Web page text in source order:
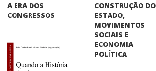
A ERA DOS
CONGRESSOS
CONSTRUÇÃO DO
ESTADO,
MOVIMENTOS
SOCIAIS E
ECONOMIA
POLÍTICA